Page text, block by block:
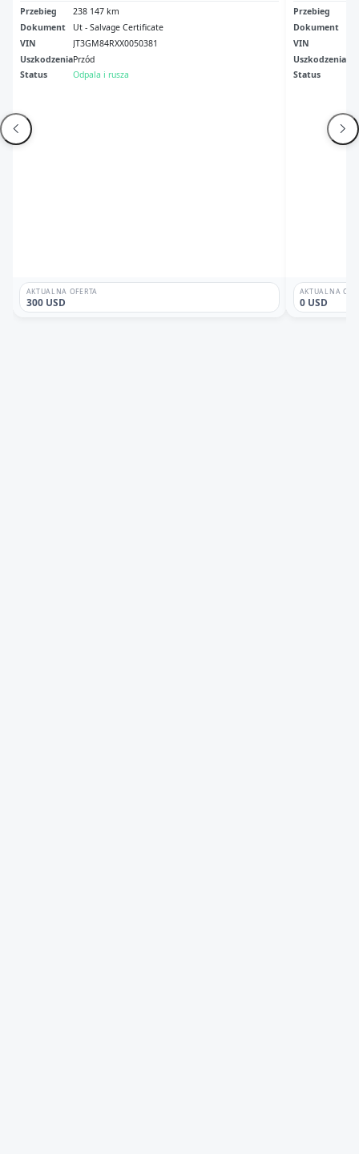
Przebieg
238 147 km
Dokument
Ut - Salvage Certificate
VIN
JT3GM84RXX0050381
UszkodzeniaPrzód
Status
Odpala i rusza
AKTUALNA OFERTA
300 USD
Przebieg
Dokument
VIN
Uszkodzenia
Status
AKTUALNA
0 USD